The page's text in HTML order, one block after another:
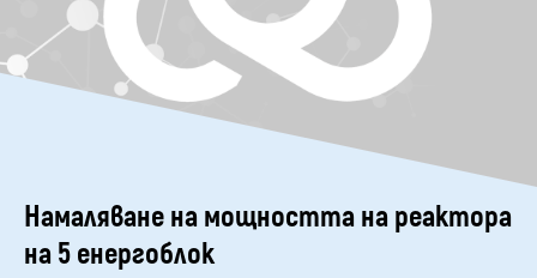
Намаляване на мощността на реактора
на 5 енергоблок